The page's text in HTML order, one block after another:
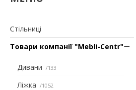
Стільниці
Товари компанії "Mebli-Centr"
Дивани 133
Ліжка 1052